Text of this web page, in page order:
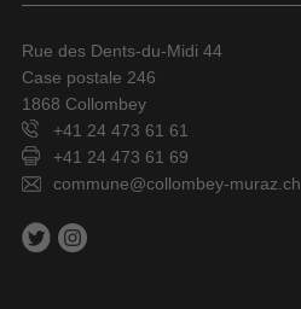
Rue des Dents-du-Midi 44
Case postale 246
1868 Collombey
+41 24 473 61 61
+41 24 473 61 69
commune@collombey-muraz.ch